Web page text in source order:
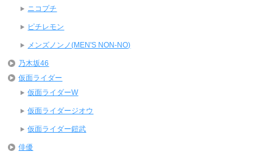
ニコプチ
ピチレモン
メンズノンノ(MEN'S NON-NO)
乃木坂46
仮面ライダー
仮面ライダーW
仮面ライダージオウ
仮面ライダー鎧武
俳優